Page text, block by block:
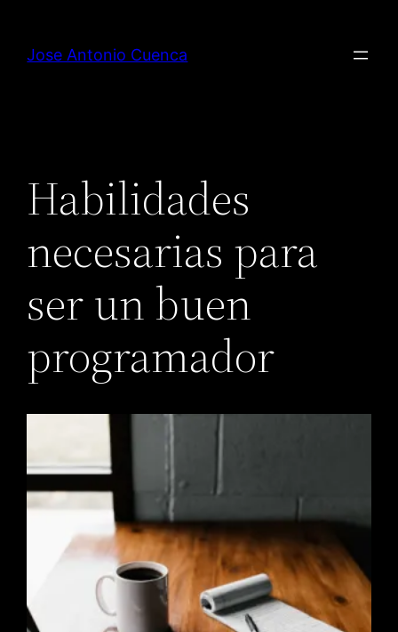
contenido
Jose Antonio Cuenca
Habilidades
necesarias para
ser un buen
programador